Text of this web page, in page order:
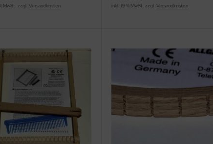
MwSt. zzgl.Versandkosten
inkl. 19 % MwSt. zzgl. Versandkosten